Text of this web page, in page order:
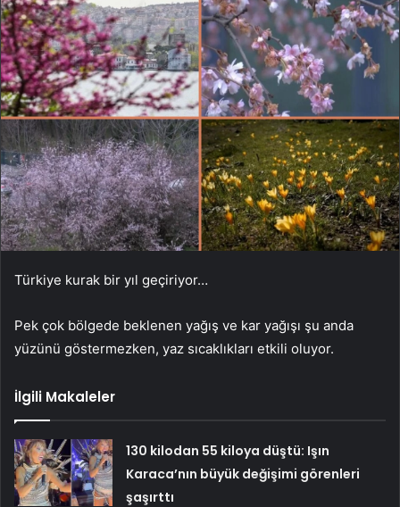
Türkiye kurak bir yıl geçiriyor…
Pek çok bölgede beklenen yağış ve kar yağışı şu anda
yüzünü göstermezken, yaz sıcaklıkları etkili oluyor.
İlgili Makaleler
130 kilodan 55 kiloya düştü: Işın
Karaca’nın büyük değişimi görenleri
şaşırttı